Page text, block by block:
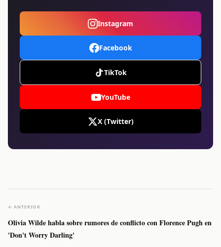
Instagram
Facebook
TikTok
YouTube
X (Twitter)
← ANTERIOR
Olivia Wilde habla sobre rumores de conflicto con Florence Pugh en
'Don't Worry Darling'